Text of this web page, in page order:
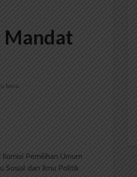
Mandat
baca
Komisi Pemilihan Umum
Sosial dan Ilmu Politik